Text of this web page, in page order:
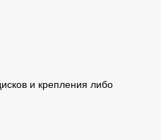
и крепления либо